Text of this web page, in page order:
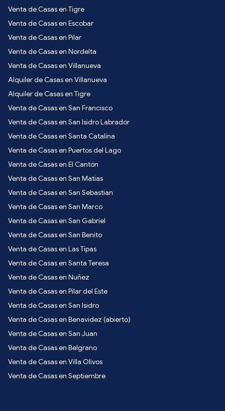
Venta de Casas en Tigre
Venta de Casas en Escobar
Venta de Casas en Pilar
Venta de Casas en Nordelta
Venta de Casas en Villanueva
Alquiler de Casas en Villanueva
Alquiler de Casas en Tigre
Venta de Casas en San Francisco
Venta de Casas en San Isidro Labrador
Venta de Casas en Santa Catalina
Venta de Casas en Puertos del Lago
Venta de Casas en El Cantón
Venta de Casas en San Matias
Venta de Casas en San Sebastian
Venta de Casas en San Marco
Venta de Casas en San Gabriel
Venta de Casas en San Benito
Venta de Casas en Las Tipas
Venta de Casas en Santa Teresa
Venta de Casas en Nuñez
Venta de Casas en Pilar del Este
Venta de Casas en San Isidro
Venta de Casas en Benavidez (abierto)
Venta de Casas en San Juan
Venta de Casas en Belgrano
Venta de Casas en Villa Olivos
Venta de Casas en Septiembre